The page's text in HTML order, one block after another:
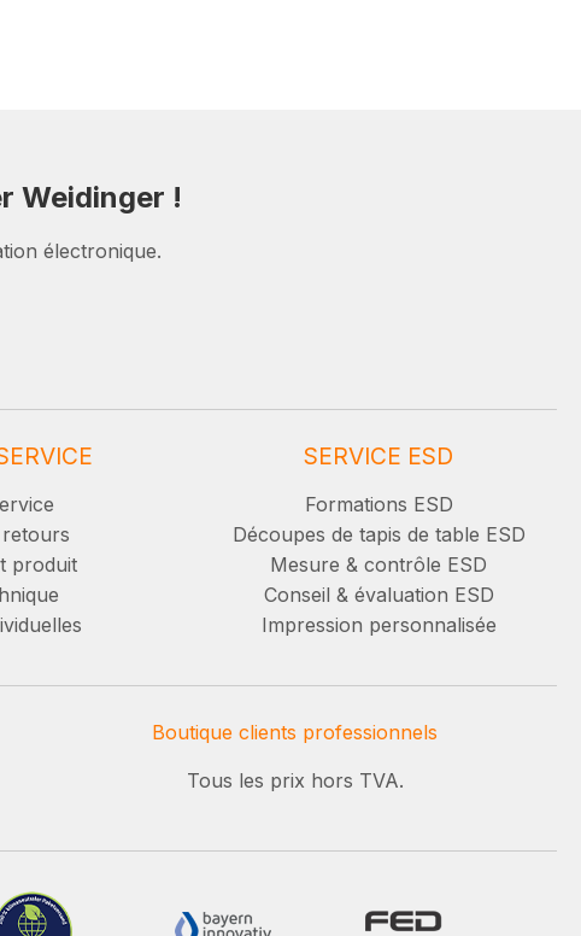
Weidinger !
électronique.
produit
SERVICE ESD
Formations ESD
Découpes de tapis de table ESD
Mesure & contrôle ESD
Conseil & évaluation ESD
Impression personnalisée
Boutique clients professionnels
Tous les prix hors TVA.